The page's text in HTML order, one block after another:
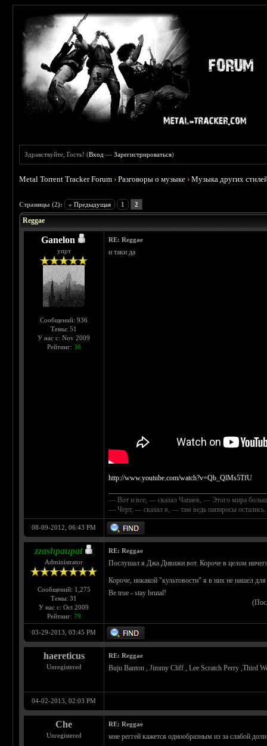
Здравствуйте, Гость! (Вход —Зарегистрироваться)
Metal Torrent Tracker Forum ›Разговоры о музыке ›Музыка других
Страницы (2): « Предыдущая 1 2
Reggae
Ganelon
упрт
Сообщений: 936
Темы: 51
У нас с: Nov 2009
Рейтинг: 38
RE: Reggae
и таки да
http://www.youtube.com/watch?v=Qb_QlMs5TfU
— Вот и все, — сказал Чапаев, — Этого мира
— Черт, — сказал я, — там ведь папиросы
08-09-2012, 06:43 PM
zzashpaupat
Administrator
Сообщений: 1,275
Темы: 31
У нас с: Oct 2009
Рейтинг: 79
RE: Reggae
Послушал я Джа Дивижн вот. Короче в целом
Короче, никакой "культовости" я в них не нашел для
Be true - stay brutal!
03-29-2013, 03:45 PM
haereticus
Unregistered
RE: Reggae
Buju Banton , Jimmy Cliff , Lee Scratch Perry ,Third
04-02-2013, 02:03 PM
Che
Unregistered
RE: Reggae
мне реггей кажется однообразным из за слабой